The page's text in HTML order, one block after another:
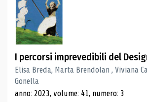
I percorsi imprevedibili del
Elisa Breda, Marta Brendolan , Viviana
Gonella
anno: 2023, volume: 41, numero: 3